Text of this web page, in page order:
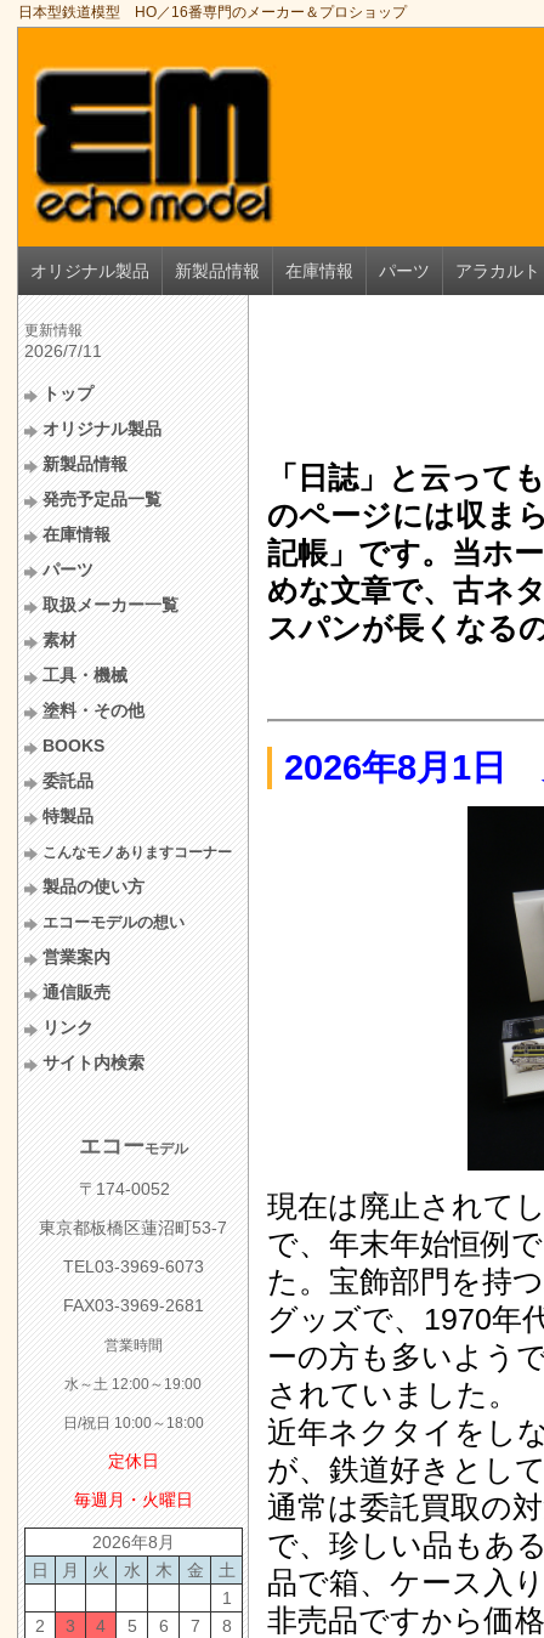
日本型鉄道模型 HO／16番専門のメーカー＆プロショップ
オリジナル製品 新製品情報 在庫情報 パーツ アラカルト
「日誌」と云って
のページには収ま
記帳」です。当ホ
めな文章で、古ネ
スパンが長くなる
2026年8月1日
現在は廃止されて
で、年末年始恒例
た。宝飾部門を持
グッズで、1970年
ーの方も多いよう
されていました。
近年ネクタイをし
が、鉄道好きとし
通常は委託買取の
で、珍しい品もあ
品で箱、ケース入
非売品ですから価
更新情報
2026/7/11
トップ
オリジナル製品
新製品情報
発売予定品一覧
在庫情報
パーツ
取扱メーカー一覧
素材
工具・機械
塗料・その他
BOOKS
委託品
特製品
こんなモノありますコーナー
製品の使い方
エコーモデルの想い
営業案内
通信販売
リンク
サイト内検索
エコーモデル
〒174-0052
東京都板橋区蓮沼町53-7
TEL03-3969-6073
FAX03-3969-2681
営業時間
水～土 12:00～19:00
日/祝日 10:00～18:00
定休日
毎週月・火曜日
2026年8月
日
月 火 水 木 金
土
1
2
3 4 5 6 7
8